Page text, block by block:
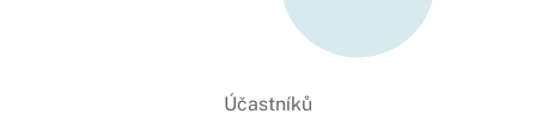
Účastníků